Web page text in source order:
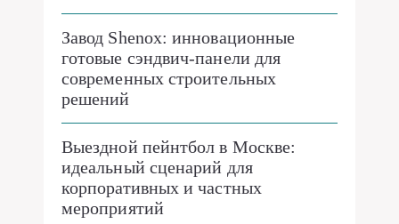
Завод Shenox: инновационные
готовые сэндвич-панели для
современных строительных
решений
Выездной пейнтбол в Москве:
идеальный сценарий для
корпоративных и частных
мероприятий